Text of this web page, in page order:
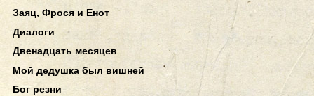
Заяц, Фрося и Енот
Диалоги
Двенадцать месяцев
Мой дедушка был вишней
Бог резни